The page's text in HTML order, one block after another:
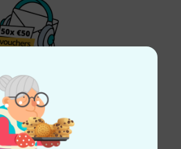
hírlevél
nyelvű hírlevelére, és kis
a50egyenként
Akciók